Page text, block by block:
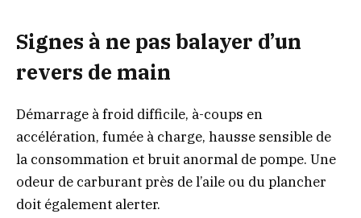
Signes à ne pas balayer d’un
revers de main
Démarrage à froid difficile, à-coups en
accélération, fumée à charge, hausse sensible de
la consommation et bruit anormal de pompe. Une
odeur de carburant près de l’aile ou du plancher
doit également alerter.